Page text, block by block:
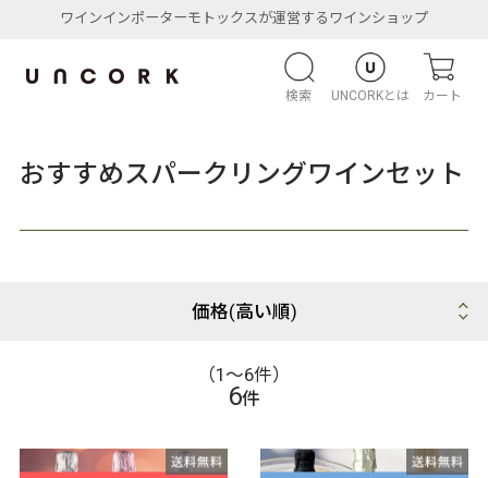
ワインインポーターモトックスが運営するワインショップ
検索 UNCORKとは カート
おすすめスパークリングワインセット
（1〜6件）
6件